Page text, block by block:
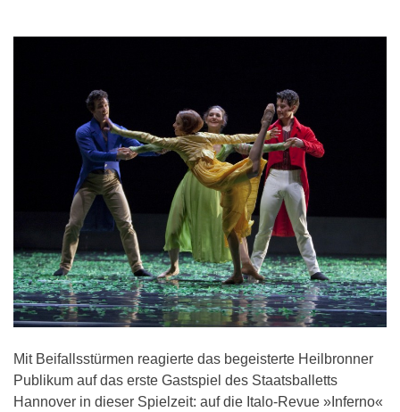
Mit Beifallsstürmen reagierte das begeisterte Heilbronner
Publikum auf das erste Gastspiel des Staatsballetts
Hannover in dieser Spielzeit: auf die Italo-Revue »Inferno«